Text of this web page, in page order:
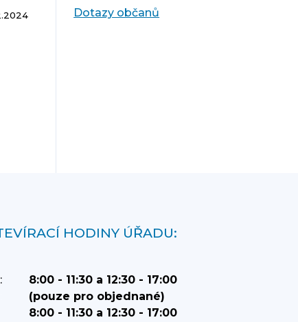
Dotazy občanů
HODINY ÚŘADU:
8:00 - 11:30 a 12:30 - 17:00
(pouze pro objednané)
8:00 - 11:30 a 12:30 - 17:00